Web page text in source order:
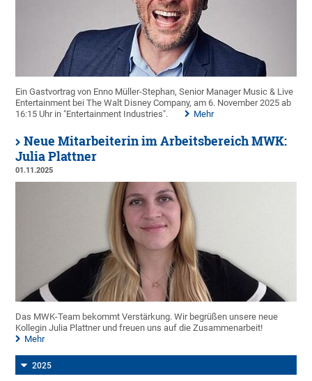
Ein Gastvortrag von Enno Müller-Stephan, Senior Manager Music & Live
Entertainment bei The Walt Disney Company, am 6. November 2025 ab
16:15 Uhr in "Entertainment Industries".
Mehr
Neue Mitarbeiterin im Arbeitsbereich MWK:
Julia Plattner
01.11.2025
Das MWK-Team bekommt Verstärkung. Wir begrüßen unsere neue
Kollegin Julia Plattner und freuen uns auf die Zusammenarbeit!
Mehr
2025